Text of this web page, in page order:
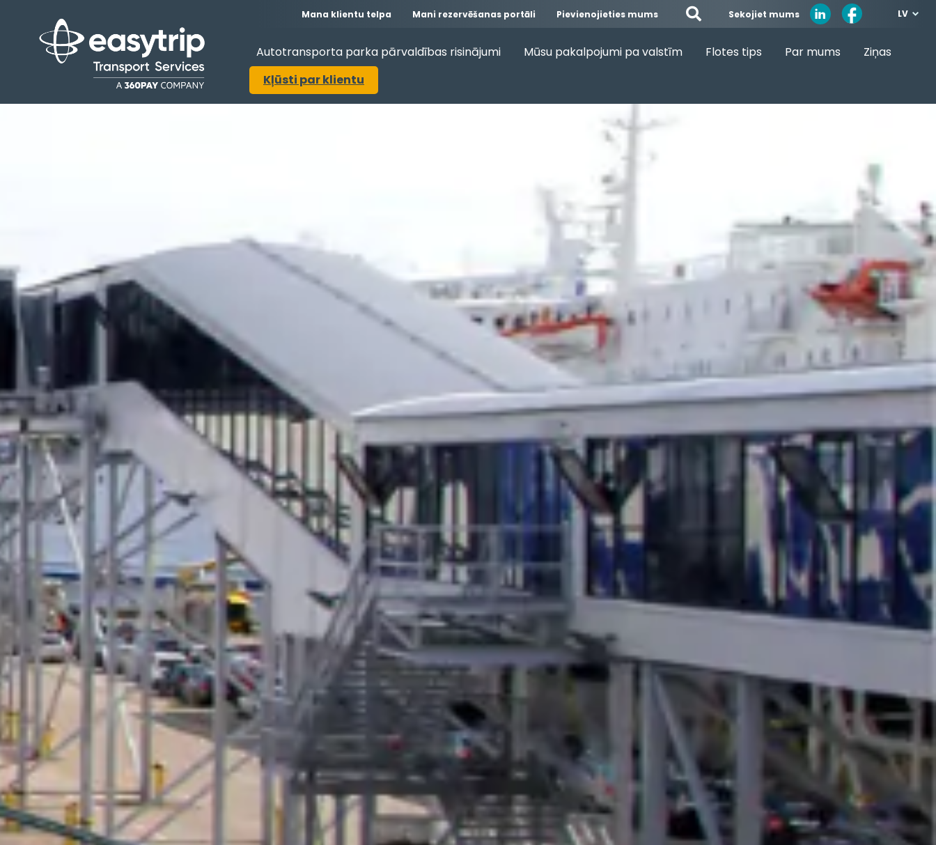
Mana klientu telpa Mani rezervēšanas portāli Pievienojieties mums Sekojiet mums LV
Autotransporta parka pārvaldības risinājumi Mūsu pakalpojumi pa valstīm Flotes tips Par mums
Ziņas
Kļūsti par klientu